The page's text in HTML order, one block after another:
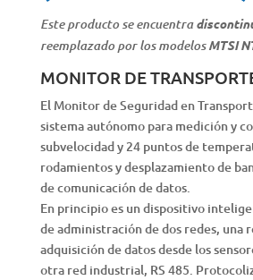
Este producto se encuentra
reemplazado por los modelosMTSI
MONITOR DE
El Monitor de Seguridad en
sistema autónomo para medición y
subvelocidad y 24 puntos de
rodamientos y desplazamiento de
de comunicación de datos.
En principio es un dispositivo
de administración de dos redes, una
adquisición de datos desde los
otra red industrial, RS 485.